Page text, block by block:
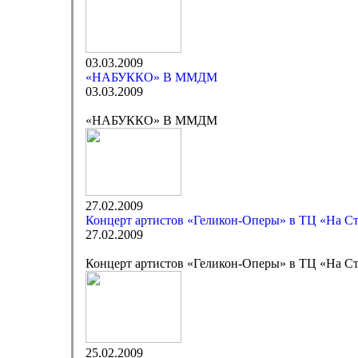
03.03.2009
«НАБУККО» В ММДМ
03.03.2009
«НАБУККО» В ММДМ
27.02.2009
Концерт артистов «Геликон-Оперы» в ТЦ «На
27.02.2009
Концерт артистов «Геликон-Оперы» в ТЦ «На
25.02.2009